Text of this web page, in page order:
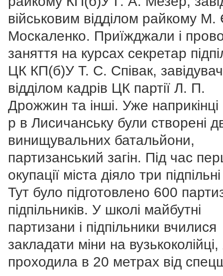
військовим відділом райкому М.
Москаленко. Приїжджали і
заняття на курсах секретар
ЦК КП(б)У Т. С. Співак, завідувач
відділом кадрів ЦК партії Л. П.
Дрожжин та інші. Уже
р в Лисичанську були створені
винищувальних батальйони,
партизанський загін. Під час
окупації міста діяло три
Тут було підготовлено 600
підпільників. У школі майбутні
партизани і підпільники вчилися
закладати міни на вузькоколійці,
проходила в 20 метрах від